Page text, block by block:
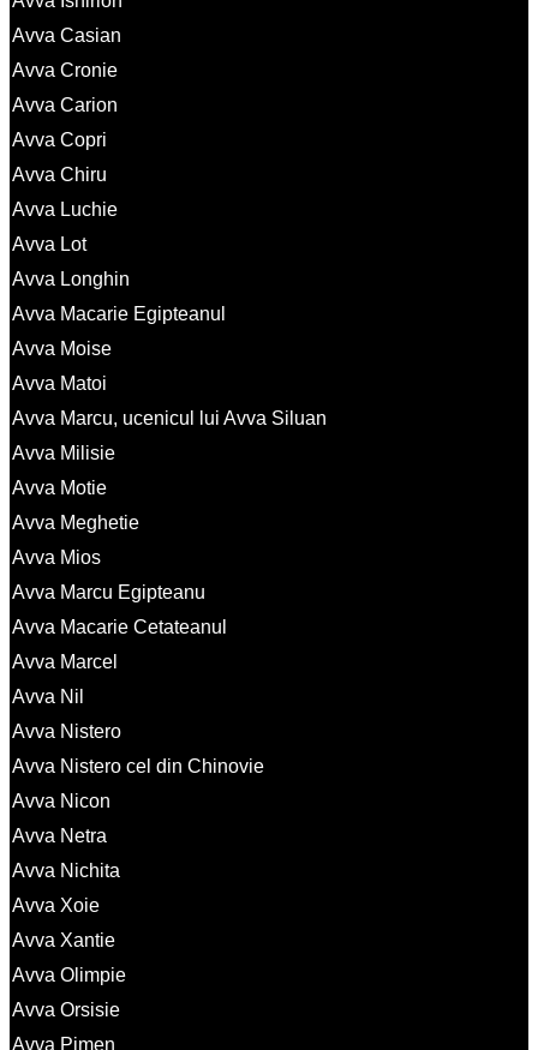
Avva Casian
Avva Cronie
Avva Carion
Avva Copri
Avva Chiru
Avva Luchie
Avva Lot
Avva Longhin
Avva Macarie Egipteanul
Avva Moise
Avva Matoi
Avva Marcu, ucenicul lui Avva Siluan
Avva Milisie
Avva Motie
Avva Meghetie
Avva Mios
Avva Marcu Egipteanu
Avva Macarie Cetateanul
Avva Marcel
Avva Nil
Avva Nistero
Avva Nistero cel din Chinovie
Avva Nicon
Avva Netra
Avva Nichita
Avva Xoie
Avva Xantie
Avva Olimpie
Avva Orsisie
Avva Pimen